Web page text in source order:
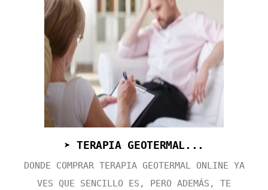
➤ TERAPIA GEOTERMAL...
DONDE COMPRAR TERAPIA GEOTERMAL ONLINE YA
VES QUE SENCILLO ES, PERO ADEMÁS, TE